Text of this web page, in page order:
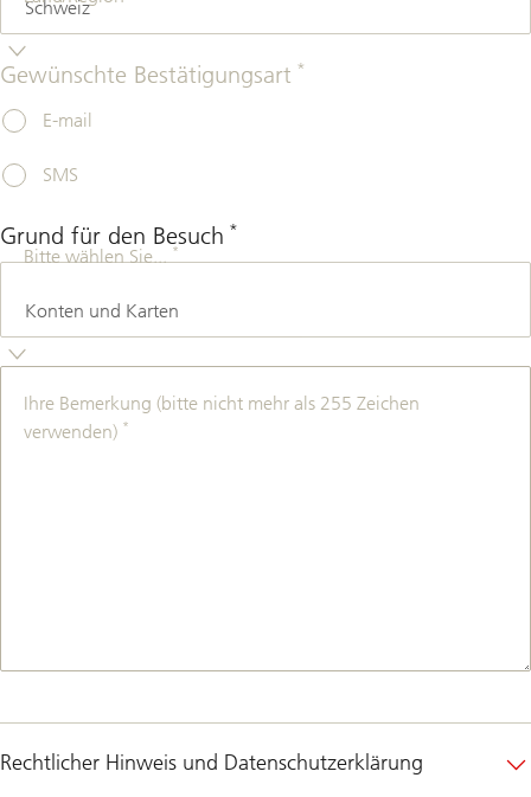
Gewünschte Bestätigungsart *
E-mail
SMS
Grund für den Besuch *
Bitte wählen Sie... *
Ihre Bemerkung (bitte nicht mehr als 255 Zeichen
verwenden) *
Rechtlicher Hinweis und Datenschutzerklärung